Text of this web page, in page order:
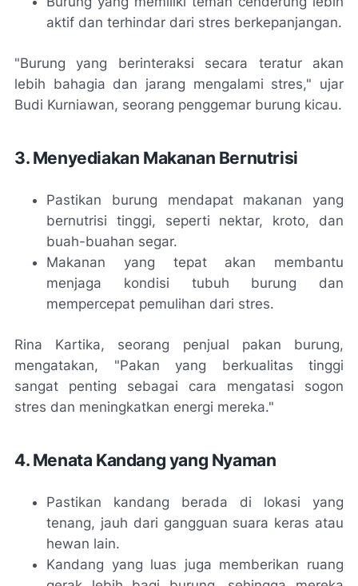
aktif dan terhindar dari stres berkepanjangan.
"Burung yang berinteraksi secara teratur akan
lebih bahagia dan jarang mengalami stres," ujar
Budi Kurniawan, seorang penggemar burung kicau.
3. Menyediakan Makanan Bernutrisi
Pastikan burung mendapat makanan yang
bernutrisi tinggi, seperti nektar, kroto, dan
buah-buahan segar.
Makanan yang tepat akan membantu
menjaga kondisi tubuh burung dan
mempercepat pemulihan dari stres.
Rina Kartika, seorang penjual pakan burung,
mengatakan, "Pakan yang berkualitas tinggi
sangat penting sebagai cara mengatasi sogon
stres dan meningkatkan energi mereka."
4. Menata Kandang yang Nyaman
Pastikan kandang berada di lokasi yang
tenang, jauh dari gangguan suara keras atau
hewan lain.
Kandang yang luas juga memberikan ruang